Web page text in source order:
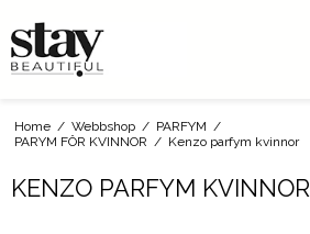
Home / Webbshop / PARFYM /
PARYM FÖR KVINNOR / Kenzo parfym kvinnor
KENZO PARFYM KVINNOR